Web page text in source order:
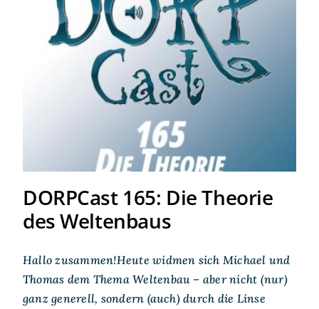
DORPCast 165: Die Theorie
des Weltenbaus
DORPCast 165: Die Theorie
des Weltenbaus
Hallo zusammen!Heute widmen sich Michael und
Thomas dem Thema Weltenbau – aber nicht (nur)
ganz generell, sondern (auch) durch die Linse